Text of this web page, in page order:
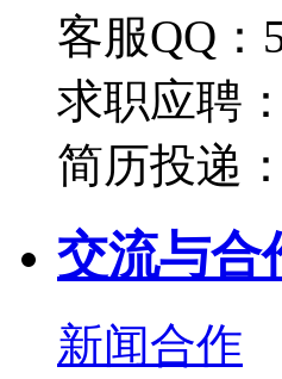
客服QQ：
求职应聘
简历投递
交流与合
新闻合作